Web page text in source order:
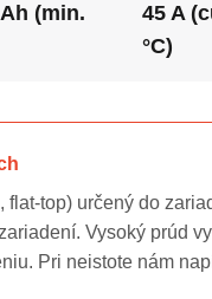
(min.
45 A
°C)
flat-top) určený do
Vysoký prúd
Pri neistote nám